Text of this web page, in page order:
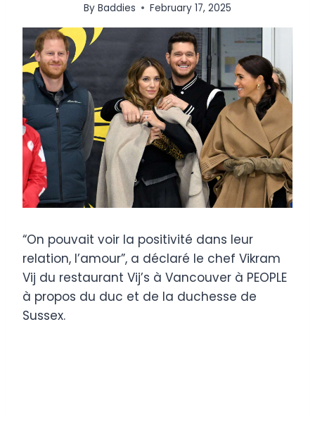
By Baddies February 17, 2025
“On pouvait voir la positivité dans leur
relation, l’amour”, a déclaré le chef Vikram
Vij du restaurant Vij’s à Vancouver à PEOPLE
à propos du duc et de la duchesse de
Sussex.